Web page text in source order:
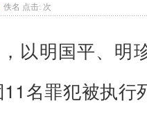
名 点击: 次
以明国平、明
名罪犯被执行